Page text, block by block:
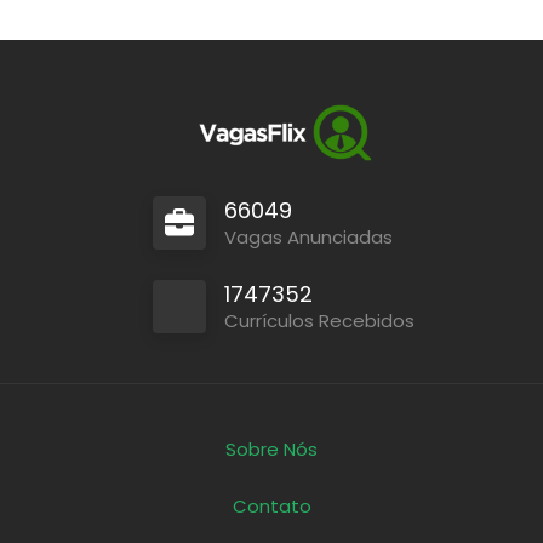
66049
Vagas Anunciadas
1747352
Currículos Recebidos
Sobre Nós
Contato